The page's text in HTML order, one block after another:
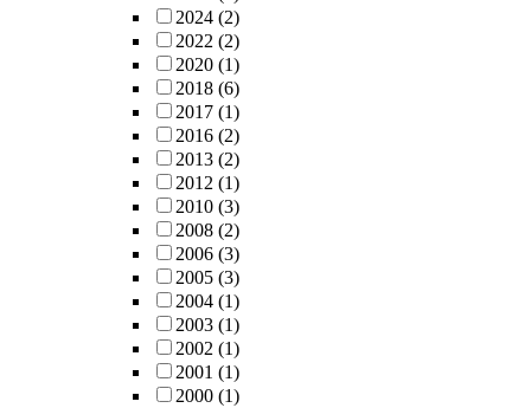
2024 (2)
2022 (2)
2020 (1)
2018 (6)
2017 (1)
2016 (2)
2013 (2)
2012 (1)
2010 (3)
2008 (2)
2006 (3)
2005 (3)
2004 (1)
2003 (1)
2002 (1)
2001 (1)
2000 (1)